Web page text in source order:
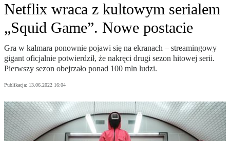
Netflix wraca z kultowym serialem
„Squid Game”. Nowe postacie
Gra w kalmara ponownie pojawi się na ekranach – streamingowy
gigant oficjalnie potwierdził, że nakręci drugi sezon hitowej serii.
Pierwszy sezon obejrzało ponad 100 mln ludzi.
Publikacja: 13.06.2022 16:04